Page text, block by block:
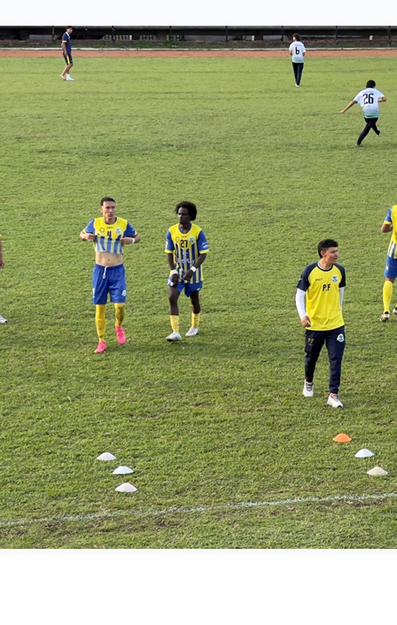
(Difútbol), los días sábado 18 y domingo 19 de
octubre en el Estadio Ciro López de la capital
caucana.